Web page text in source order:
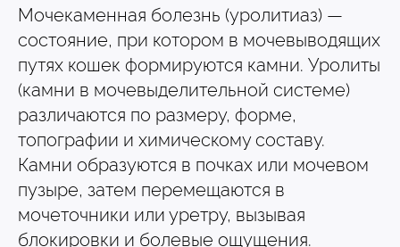
Вакцинация хорьков
Мочекаменная болезнь (уролитиаз) —
состояние, при котором в мочевыводящих
путях кошек формируются камни. Уролиты
(камни в мочевыделительной системе)
различаются по размеру, форме,
топографии и химическому составу.
Камни образуются в почках или мочевом
пузыре, затем перемещаются в
мочеточники или уретру, вызывая
блокировки и болевые ощущения.